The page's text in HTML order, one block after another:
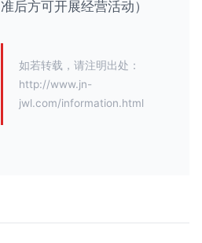
准后方可开展经营活动）
如若转载，请注明出处：
http://www.jn-
jwl.com/information.html